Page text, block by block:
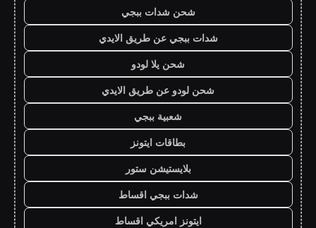
شحن شدات ببجي
شدات ببجي عن طريق الايدي
شحن يلا لودو
شحن لودو عن طريق الايدي
شعبية ببجي
بطاقات ايتونز
بلايستيشن ستور
شدات ببجي اقساط
ايتونز امريكي اقساط